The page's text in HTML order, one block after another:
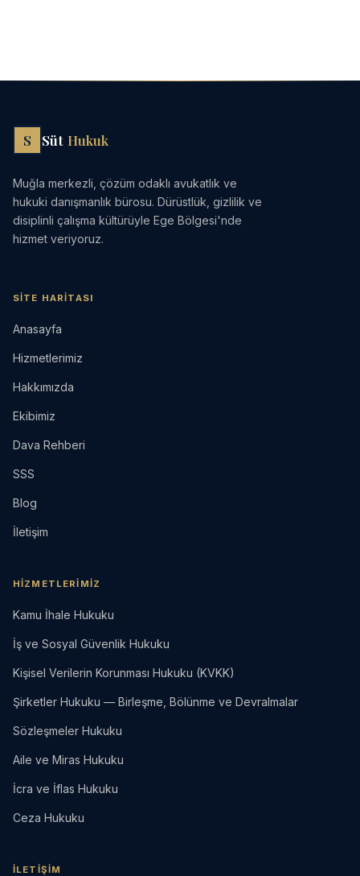
S Süt Hukuk
Muğla merkezli, çözüm odaklı avukatlık ve
hukuki danışmanlık bürosu. Dürüstlük, gizlilik ve
disiplinli çalışma kültürüyle Ege Bölgesi'nde
hizmet veriyoruz.
SITE HARITASI
Anasayfa
Hizmetlerimiz
Hakkımızda
Ekibimiz
Dava Rehberi
SSS
Blog
İletişim
HIZMETLERIMIZ
Kamu İhale Hukuku
İş ve Sosyal Güvenlik Hukuku
Kişisel Verilerin Korunması Hukuku (KVKK)
Şirketler Hukuku — Birleşme, Bölünme ve Devralmalar
Sözleşmeler Hukuku
Aile ve Miras Hukuku
İcra ve İflas Hukuku
Ceza Hukuku
İLETIŞIM